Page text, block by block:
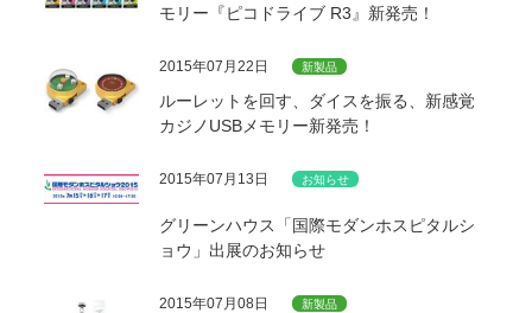
モリー『ピコドライブ R3』新発売！
2015年07月22日 新製品
ルーレットを回す、ダイスを振る、新感覚
カジノUSBメモリー新発売！
2015年07月13日 お知らせ
グリーンハウス「国際モダンホスピタルシ
ョウ」出展のお知らせ
2015年07月08日 新製品